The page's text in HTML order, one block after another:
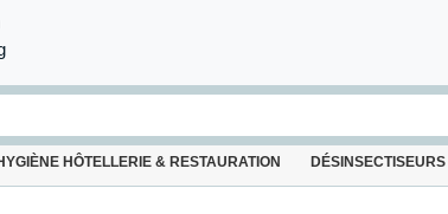
HÔTELLERIE & RESTAURATION DÉSINSECTISEURS